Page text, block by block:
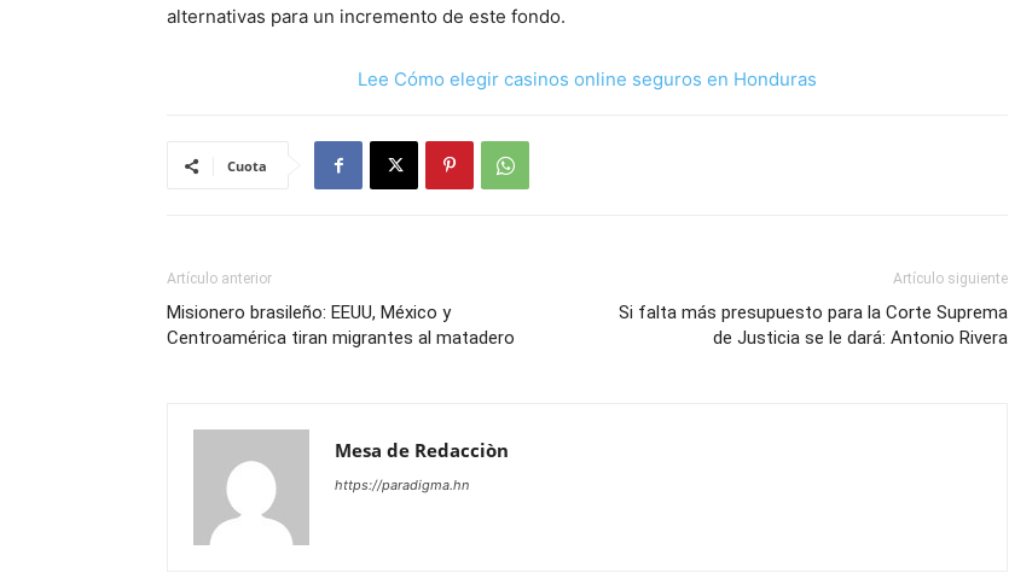
alternativas para un incremento de este fondo.
Lee Cómo elegir casinos online seguros en Honduras
Cuota
Artículo anterior
Misionero brasileño: EEUU, México y
Centroamérica tiran migrantes al matadero
Artículo siguiente
Si falta más presupuesto para la Corte Suprema
de Justicia se le dará: Antonio Rivera
Mesa de Redacciòn
https://paradigma.hn